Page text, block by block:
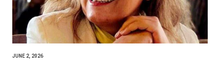
JUNE 2, 2026